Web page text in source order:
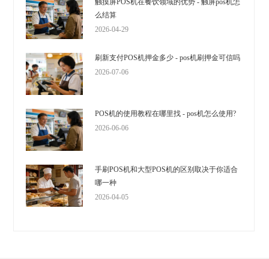
触摸屏POS机在餐饮领域的优势 - 触屏pos机怎
么结算
2026-04-29
刷新支付POS机押金多少 - pos机刷押金可信吗
2026-07-06
POS机的使用教程在哪里找 - pos机怎么使用?
2026-06-06
手刷POS机和大型POS机的区别取决于你适合
哪一种
2026-04-05